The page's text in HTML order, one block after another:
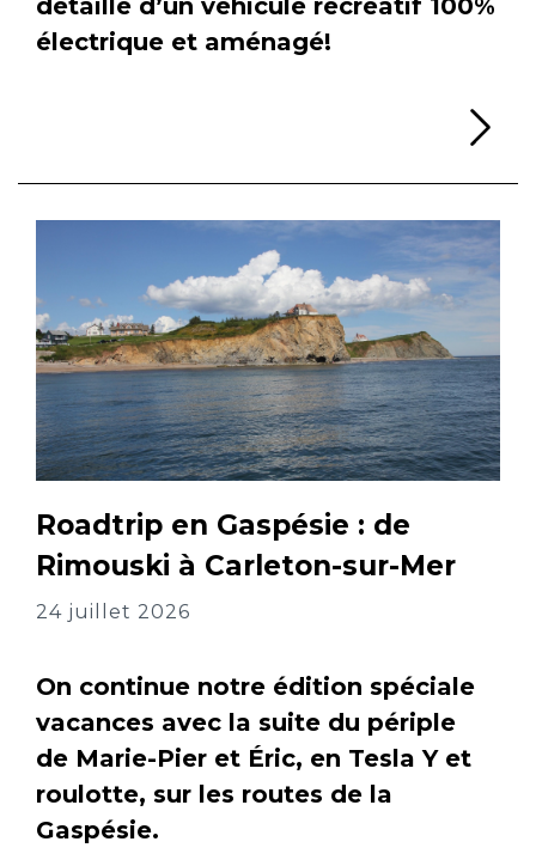
détaillé d’un véhicule récréatif 100%
électrique et aménagé!
Roadtrip en Gaspésie : de
Rimouski à Carleton-sur-Mer
24 juillet 2026
On continue notre édition spéciale
vacances avec la suite du périple
de Marie-Pier et Éric, en Tesla Y et
roulotte, sur les routes de la
Gaspésie.